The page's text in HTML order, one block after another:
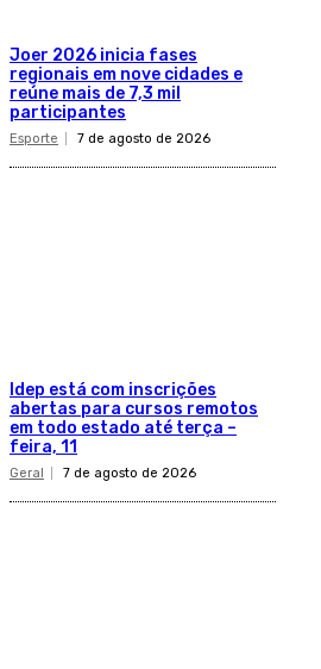
Joer 2026 inicia fases
regionais em nove cidades e
reúne mais de 7,3 mil
participantes
Esporte 7 de agosto de 2026
Idep está com inscrições
abertas para cursos remotos
em todo estado até terça –
feira, 11
Geral 7 de agosto de 2026